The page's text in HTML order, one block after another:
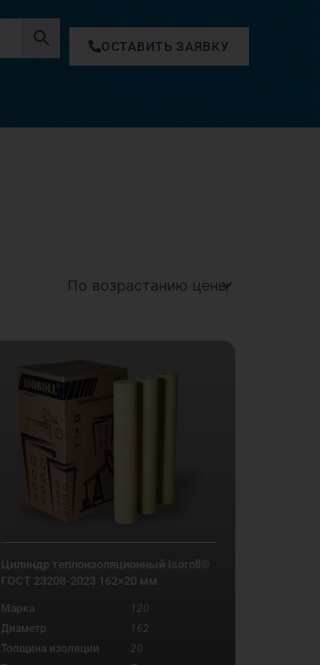
ОСТАВИТЬ ЗАЯВКУ
Цилиндр теплоизоляционный Isoroll®
ГОСТ 23208-2023 162×20 мм
Марка
120
Диаметр
162
Толщина изоляции
20